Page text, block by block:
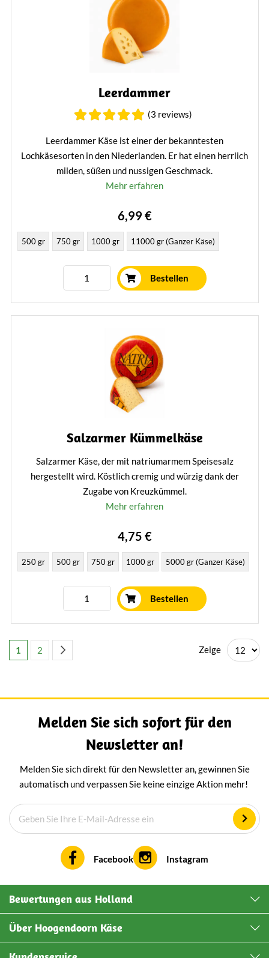
Leerdammer
(3 reviews)
Leerdammer Käse ist einer der bekanntesten
Lochkäsesorten in den Niederlanden. Er hat einen herrlich
milden, süßen und nussigen Geschmack.
Mehr erfahren
6,99 €
500 gr 750 gr 1000 gr 11000 gr (Ganzer Käse)
Bestellen
Salzarmer Kümmelkäse
Salzarmer Käse, der mit natriumarmem Speisesalz
hergestellt wird. Köstlich cremig und würzig dank der
Zugabe von Kreuzkümmel.
Mehr erfahren
4,75 €
250 gr 500 gr 750 gr 1000 gr 5000 gr (Ganzer Käse)
Bestellen
Seite
Sie lesen gerade die Seite
1 Seite
2 Zeige
Melden Sie sich sofort für den
Newsletter an!
Melden Sie sich direkt für den Newsletter an, gewinnen Sie
automatisch und verpassen Sie keine einzige Aktion mehr!
Facebook Instagram
Bewertungen aus Holland
Über Hoogendoorn Käse